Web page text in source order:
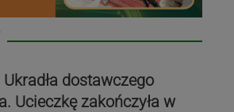
dostawczego
Ucieczkę zakończyła w